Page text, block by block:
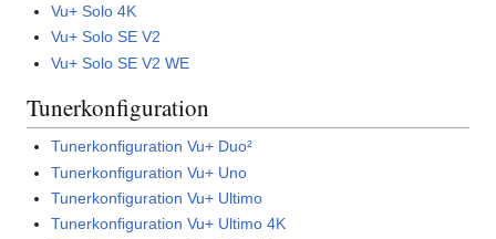
Vu+ Solo 4K
Vu+ Solo SE V2
Vu+ Solo SE V2 WE
Tunerkonfiguration
Tunerkonfiguration Vu+ Duo²
Tunerkonfiguration Vu+ Uno
Tunerkonfiguration Vu+ Ultimo
Tunerkonfiguration Vu+ Ultimo 4K